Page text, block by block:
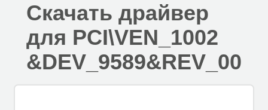
Скачать драйвер
для PCI\VEN_1002
&DEV_9589&REV_00